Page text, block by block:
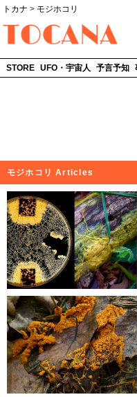
トカナ > モジホコリ
STORE UFO・宇宙人 予言予知
モジホコリ Articles